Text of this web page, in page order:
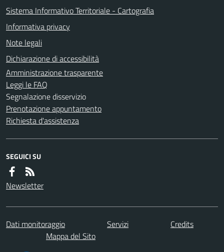
Sistema Informativo Territoriale - Cartografia
Informativa privacy
Note legali
Dichiarazione di accessibilità
Amministrazione trasparente
Leggi le FAQ
Segnalazione disservizio
Prenotazione appuntamento
Richiesta d'assistenza
SEGUICI SU
Newsletter
Dati monitoraggio Servizi
Credits
Mappa del Sito